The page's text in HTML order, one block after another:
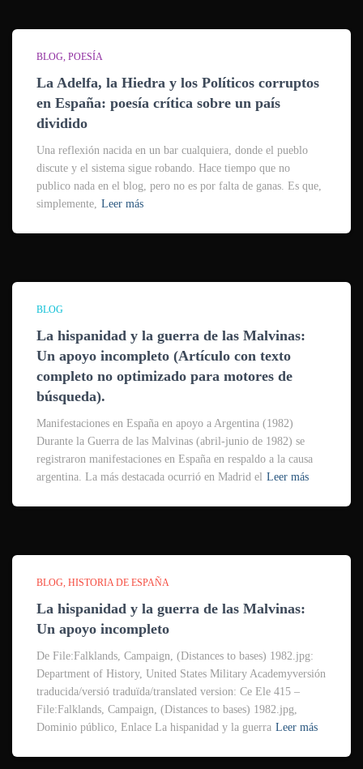
BLOG POESÍA
La Adelfa, la Hiedra y los Políticos corruptos
en España: poesía crítica sobre un país
dividido
Una reflexión nacida en un bar cualquiera, donde el pueblo
discute y el sistema sigue robando. Hace tiempo que no
publico nada en el blog, pero no es por falta de ganas. Es que,
simplemente, Leer más
BLOG
La hispanidad y la guerra de las Malvinas:
Un apoyo incompleto (Artículo con texto
completo no optimizado para motores de
búsqueda).
Manifestaciones en España en apoyo a Argentina (1982)
Durante la Guerra de las Malvinas (abril-junio de 1982) se
registraron manifestaciones en España en respaldo a la causa
argentina. La más destacada ocurrió en Madrid el Leer más
BLOG HISTORIA DE ESPAÑA
La hispanidad y la guerra de las Malvinas:
Un apoyo incompleto
De File:Falklands, Campaign, (Distances to bases) 1982.jpg:
Department of History, United States Military Academyversión
traducida/versió traduïda/translated version: Ce Ele 415 –
File:Falklands, Campaign, (Distances to bases) 1982.jpg,
Dominio público, Enlace La hispanidad y la guerra Leer más